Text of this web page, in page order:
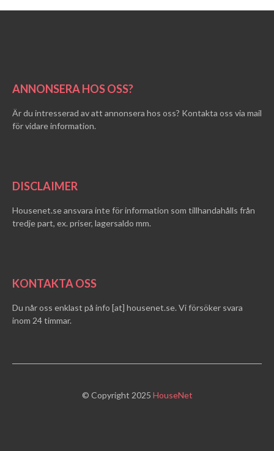
ANNONSERA HOS OSS?
Är du intresserad av att annonsera hos oss? Kontakta oss via mail
för vidare information.
DISCLAIMER
Housenet.se ansvara inte för information som tillhandahålls från
tredje part, ex. priser, lagersaldo mm.
KONTAKTA OSS
Du når oss enklast på info [at] housenet.se. Vi försöker svara
inom 24 timmar.
© Copyright 2025 HouseNet